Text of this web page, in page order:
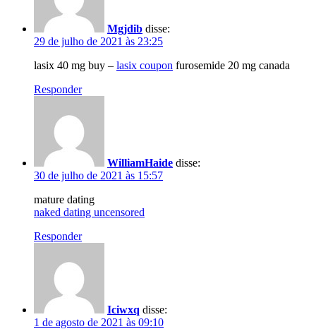
Mgjdib disse:
29 de julho de 2021 às 23:25
lasix 40 mg buy – lasix coupon furosemide 20 mg canada
Responder
WilliamHaide disse:
30 de julho de 2021 às 15:57
mature dating
naked dating uncensored
Responder
Iciwxq disse:
1 de agosto de 2021 às 09:10